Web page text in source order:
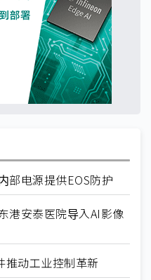
部电源提供EOS防护
港安泰医院导入AI影像
推动工业控制革新